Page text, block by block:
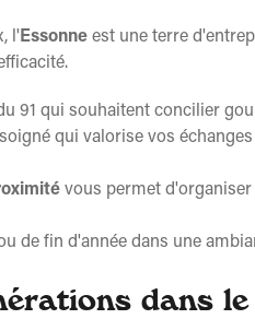
l' Essonne est une terre
91 qui souhaitent concilier
qui valorise vos
vous permet
de fin d'année dans une
dans le